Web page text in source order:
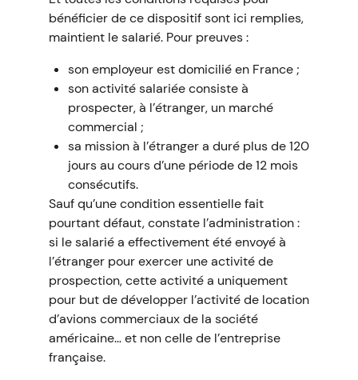
bénéficier de ce dispositif sont ici remplies,
maintient le salarié. Pour preuves :
son employeur est domicilié en France ;
son activité salariée consiste à
prospecter, à l’étranger, un marché
commercial ;
sa mission à l’étranger a duré plus de 120
jours au cours d’une période de 12 mois
consécutifs.
Sauf qu’une condition essentielle fait
pourtant défaut, constate l’administration :
si le salarié a effectivement été envoyé à
l’étranger pour exercer une activité de
prospection, cette activité a uniquement
pour but de développer l’activité de location
d’avions commerciaux de la société
américaine… et non celle de l’entreprise
française.